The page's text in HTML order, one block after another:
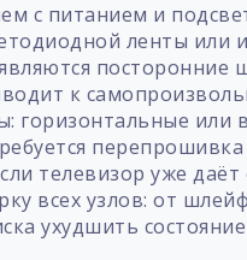
с питанием и
ленты или
к
горизонтальные или
телевизор уже
всех узлов: от
ухудшить